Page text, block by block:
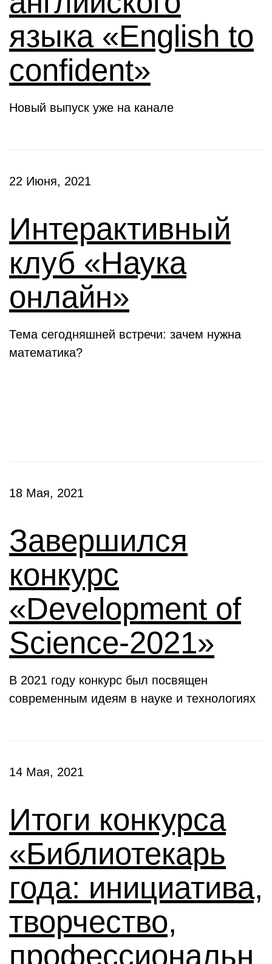
языка «English to
confident»
Новый выпуск уже на канале
22 Июня, 2021
Интерактивный
клуб «Наука
онлайн»
Тема сегодняшней встречи: зачем нужна
математика?
18 Мая, 2021
Завершился
конкурс
«Development of
Science-2021»
В 2021 году конкурс был посвящен
современным идеям в науке и технологиях
14 Мая, 2021
Итоги конкурса
«Библиотекарь
года: инициатива,
творчество,
профессиональн